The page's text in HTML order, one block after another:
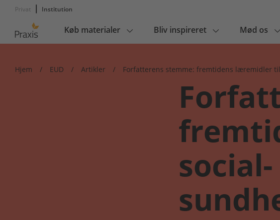
Privat Institution
Main
navigation
Køb materialer Bliv inspireret Mød os
Hjem / EUD / Artikler / Forfatterens stemme: fremtidens læremidler